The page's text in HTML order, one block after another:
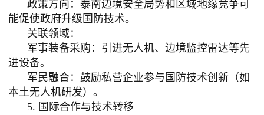
政策方向：泰南边境安全局势和区域地缘竞争可
能促使政府升级国防技术。
关联领域：
军事装备采购：引进无人机、边境监控雷达等先
进设备。
军民融合：鼓励私营企业参与国防技术创新（如
本土无人机研发）。
5. 国际合作与技术转移